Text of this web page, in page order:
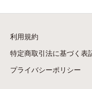
利用規約
特定商取引法に基づく表
プライバシーポリシー